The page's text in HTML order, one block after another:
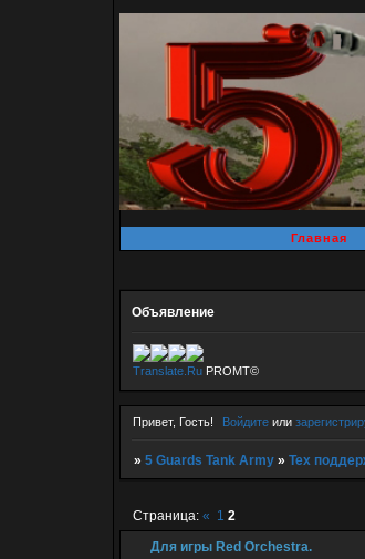
Главная
Объявление
Translate.RuPROMT©
Привет, Гость! Войдите или
» 5 Guards Tank Army » Тех
Для игры Red Orchestra.
Страница: « 1 2